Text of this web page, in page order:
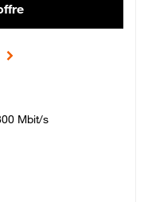
Mbit/s